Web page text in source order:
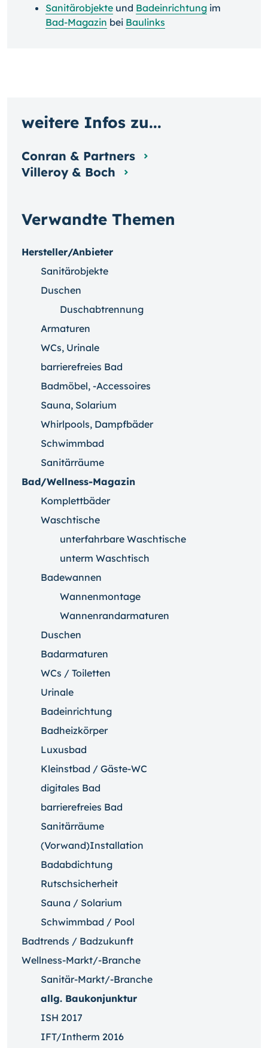
Sanitärobjekte und Badeinrichtung im
Bad-Magazin bei Baulinks
Verwandte Themen
Hersteller/Anbieter
Sanitärobjekte
Duschen
Duschabtrennung
Armaturen
WCs, Urinale
barrierefreies Bad
Badmöbel, -Accessoires
Sauna, Solarium
Whirlpools, Dampfbäder
Schwimmbad
Sanitärräume
Bad/Wellness-Magazin
Komplettbäder
Waschtische
unterfahrbare Waschtische
unterm Waschtisch
Badewannen
Wannenmontage
Wannenrandarmaturen
Duschen
Badarmaturen
WCs / Toiletten
Urinale
Badeinrichtung
Badheizkörper
Luxusbad
Kleinstbad / Gäste-WC
digitales Bad
barrierefreies Bad
Sanitärräume
(Vorwand)Installation
Badabdichtung
Rutschsicherheit
Sauna / Solarium
Schwimmbad / Pool
Badtrends / Badzukunft
Wellness-Markt/-Branche
Sanitär-Markt/-Branche
allg. Baukonjunktur
ISH 2017
IFT/Intherm 2016
weitere Infos zu...
Conran & Partners
Villeroy & Boch